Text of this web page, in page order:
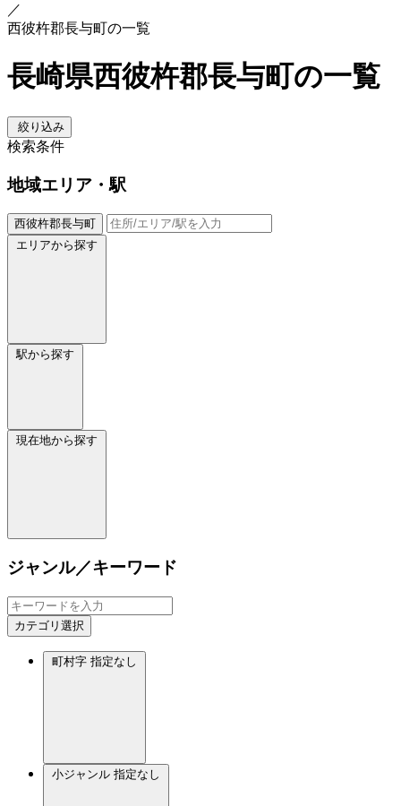
／
西彼杵郡長与町の一覧
長崎県西彼杵郡長与町の一覧
絞り込み
検索条件
地域エリア・駅
西彼杵郡長与町
エリアから探す
駅から探す
現在地から探す
ジャンル／キーワード
カテゴリ選択
町村字 指定なし
小ジャンル 指定なし